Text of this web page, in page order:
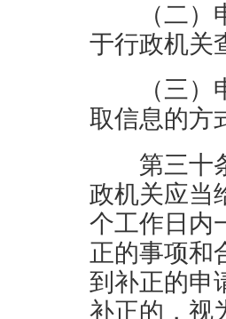
（二
于行政机关
（三
取信息的方
第三十
政机关应当
个工作日内
正的事项和
到补正的申
补正的，视